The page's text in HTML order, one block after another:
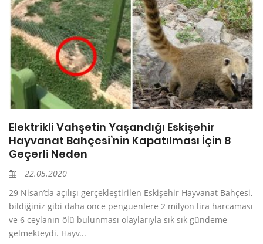
Elektrikli Vahşetin Yaşandığı Eskişehir
Hayvanat Bahçesi’nin Kapatılması İçin 8
Geçerli Neden
22.05.2020
29 Nisan’da açılışı gerçekleştirilen Eskişehir Hayvanat Bahçesi,
bildiğiniz gibi daha önce penguenlere 2 milyon lira harcaması
ve 6 ceylanın ölü bulunması olaylarıyla sık sık gündeme
gelmekteydi. Hayv...